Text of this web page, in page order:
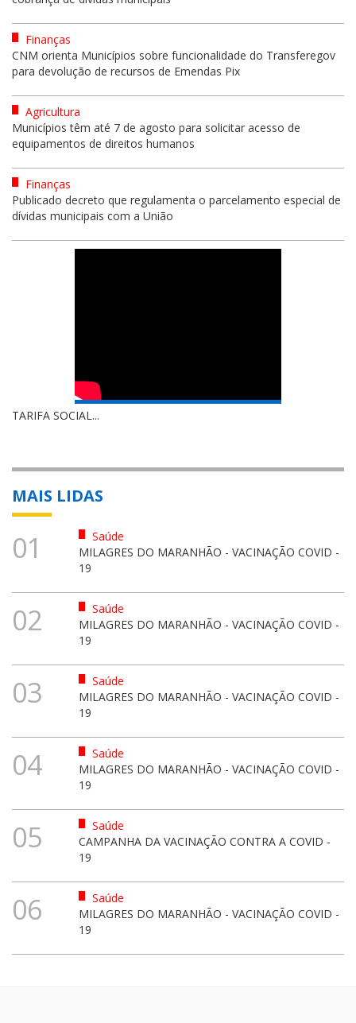
Finanças
CNM orienta Municípios sobre funcionalidade do Transferegov
para devolução de recursos de Emendas Pix
Agricultura
Municípios têm até 7 de agosto para solicitar acesso de
equipamentos de direitos humanos
Finanças
Publicado decreto que regulamenta o parcelamento especial de
dívidas municipais com a União
TARIFA SOCIAL...
MAIS LIDAS
01
Saúde
MILAGRES DO MARANHÃO - VACINAÇÃO COVID -
19
02
Saúde
MILAGRES DO MARANHÃO - VACINAÇÃO COVID -
19
03
Saúde
MILAGRES DO MARANHÃO - VACINAÇÃO COVID -
19
04
Saúde
MILAGRES DO MARANHÃO - VACINAÇÃO COVID -
19
05
Saúde
CAMPANHA DA VACINAÇÃO CONTRA A COVID -
19
06
Saúde
MILAGRES DO MARANHÃO - VACINAÇÃO COVID -
19